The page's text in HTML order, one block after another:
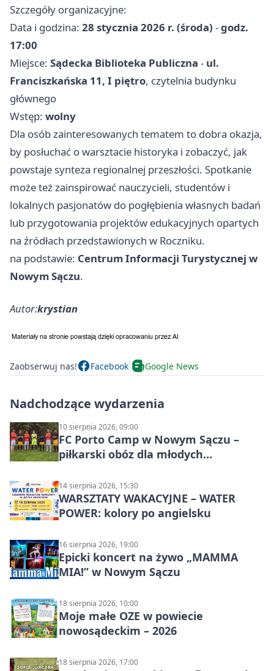
Szczegóły organizacyjne:
Data i godzina: 28 stycznia 2026 r. (środa) -godz.
17:00
Miejsce: Sądecka Biblioteka Publiczna - ul.
Franciszkańska 11, I piętro, czytelnia budynku
głównego
Wstęp: wolny
Dla osób zainteresowanych tematem to dobra okazja,
by posłuchać o warsztacie historyka i zobaczyć, jak
powstaje synteza regionalnej przeszłości. Spotkanie
może też zainspirować nauczycieli, studentów i
lokalnych pasjonatów do pogłębienia własnych badań
lub przygotowania projektów edukacyjnych opartych
na źródłach przedstawionych w Roczniku.
na podstawie: Centrum Informacji Turystycznej w
Nowym Sączu.
Autor:krystian
Zaobserwuj nas! Facebook Google News
Nadchodzące wydarzenia
10 sierpnia 2026, 09:00
FC Porto Camp w Nowym Sączu –
piłkarski obóz dla młodych
14 sierpnia 2026, 15:30
WARSZTATY WAKACYJNE – WATER
POWER: kolory po angielsku
16 sierpnia 2026, 19:00
Epicki koncert na żywo „MAMMA
MIA!” w Nowym Sączu
18 sierpnia 2026, 10:00
Moje małe OZE w powiecie
nowosądeckim – 2026
18 sierpnia 2026, 17:00